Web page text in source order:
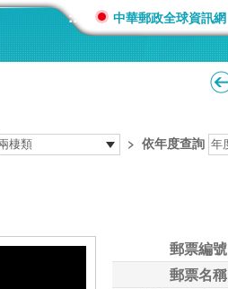
::: 中華郵政全球資訊網
> 依年度查詢
郵票編號
郵票名稱